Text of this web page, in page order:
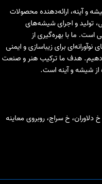
و آینه، ارائه‌دهنده محصولات
تولید و اجرای شیشه‌های
است. ما با بهره‌گیری از
برای زیباسازی و ایمنی
هدف ما ترکیب هنر و صنعت
از شیشه و آینه است.
خ سراج، روبروی معاینه